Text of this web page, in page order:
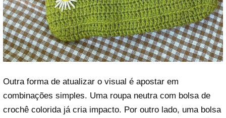
Outra forma de atualizar o visual é apostar em
combinações simples. Uma roupa neutra com bolsa de
crochê colorida já cria impacto. Por outro lado, uma bolsa